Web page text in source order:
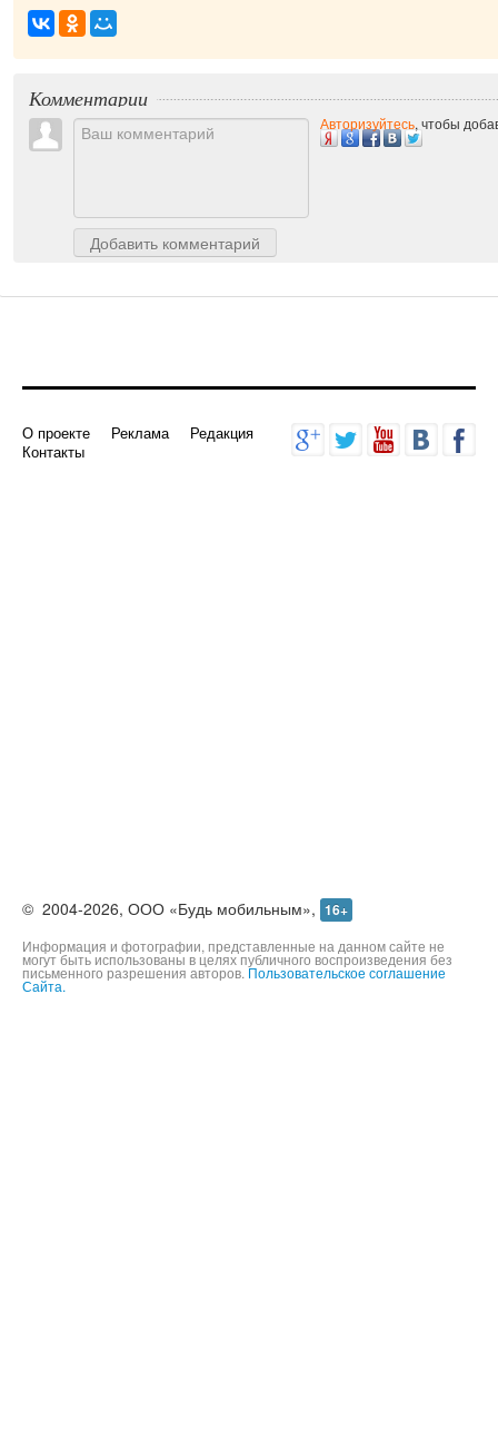
Комментарии
Добавить комментарий
Авторизуйтесь, чтобы
О проекте Реклама
Редакция
Контакты
© 2004-2026, ООО «Будь мобильным», 16+
Информация и фотографии, представленные на данном сайте не
могут быть использованы в целях публичного воспроизведения без
письменного разрешения авторов. Пользовательское соглашение
Сайта.